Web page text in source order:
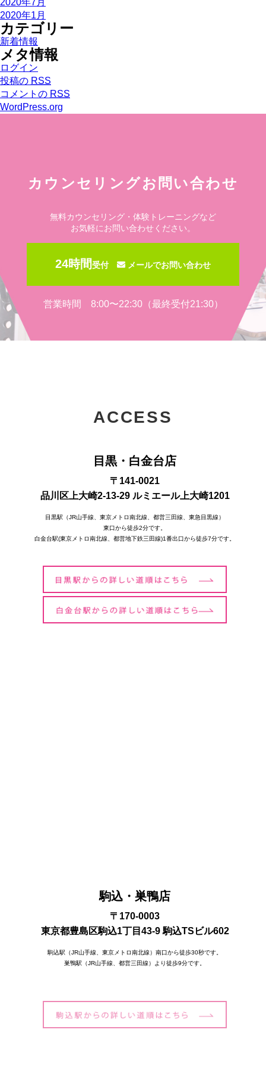
2020年7月
2020年1月
カテゴリー
新着情報
メタ情報
ログイン
投稿の RSS
コメントの RSS
WordPress.org
カウンセリングお問い合わせ
無料カウンセリング・体験トレーニングなど
お気軽にお問い合わせください。
24時間受付 メールでお問い合わせ
営業時間 8:00〜22:30（最終受付21:30）
ACCESS
目黒・白金台店
〒141-0021
品川区上大崎2-13-29 ルミエール上大崎1201
目黒駅（JR山手線、東京メトロ南北線、都営三田線、東急目黒線）
東口から徒歩2分です。
白金台駅(東京メトロ南北線、都営地下鉄三田線)1番出口から徒歩7分です。
駒込・巣鴨店
〒170-0003
東京都豊島区駒込1丁目43-9 駒込TSビル602
駒込駅（JR山手線、東京メトロ南北線）南口から徒歩30秒です。
巣鴨駅（JR山手線、都営三田線）より徒歩9分です。